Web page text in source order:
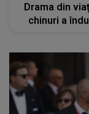
Drama din
chinuri a